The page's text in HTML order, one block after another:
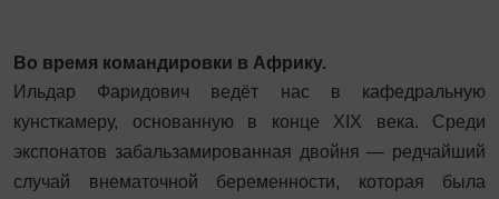
Во время командировки в Африку.
Ильдар Фаридович ведёт нас в кафедральную
кунсткамеру, ­основанную в конце XIX века. Среди
экспонатов забальзамированная двойня — редчайший
случай внематочной беременности, которая была